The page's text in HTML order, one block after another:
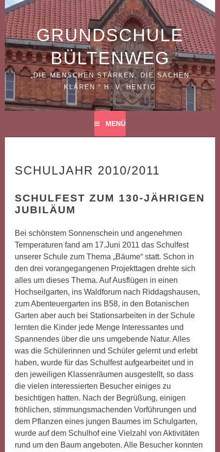
Springe
zum
Inhalt
GRUNDSCHULE
BÜLTENWEG
„DIE MENSCHEN STÄRKEN, DIE SACHEN
KLÄREN.“ H. V. HENTIG
MENÜ
SCHULJAHR 2010/2011
SCHULFEST ZUM 130-JÄHRIGEN
JUBILÄUM
Bei schönstem Sonnenschein und angenehmen
Temperaturen fand am 17.Juni 2011 das Schulfest
unserer Schule zum Thema „Bäume“ statt. Schon in
den drei vorangegangenen Projekttagen drehte sich
alles um dieses Thema. Auf Ausflügen in einen
Hochseilgarten, ins Waldforum nach Riddagshausen,
zum Abenteuergarten ins B58, in den Botanischen
Garten aber auch bei Stationsarbeiten in der Schule
lernten die Kinder jede Menge Interessantes und
Spannendes über die uns umgebende Natur. Alles
was die Schülerinnen und Schüler gelernt und erlebt
haben, wurde für das Schulfest aufgearbeitet und in
den jeweiligen Klassenräumen ausgestellt, so dass
die vielen interessierten Besucher einiges zu
besichtigen hatten. Nach der Begrüßung, einigen
fröhlichen, stimmungsmachenden Vorführungen und
dem Pflanzen eines jungen Baumes im Schulgarten,
wurde auf dem Schulhof eine Vielzahl von Aktivitäten
rund um den Baum angeboten. Alle Besucher konnten